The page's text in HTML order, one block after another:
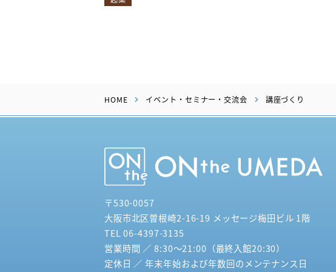
HOME イベント・セミナー・交流会 講座づくり
〒530-0057
大阪市北区曽根崎2-16-19 メッセージ梅田ビル 1階
TEL 06-4397-3135
営業時間 ／ 8:30～21:00（最終入館20:30）
定休日 ／ 年末年始および年数回のメンテナンス日